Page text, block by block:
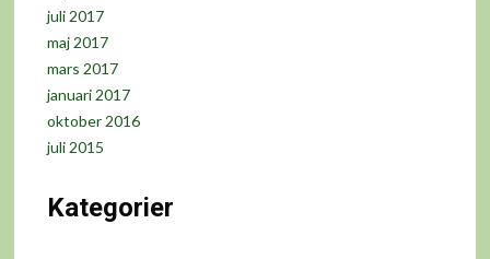
juli 2017
maj 2017
mars 2017
januari 2017
oktober 2016
juli 2015
Kategorier